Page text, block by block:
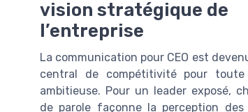
vision stratégique de
l’entreprise
La communication pour CEO est
central de compétitivité pour toute
ambitieuse. Pour un leader exposé,
de parole façonne la perception des